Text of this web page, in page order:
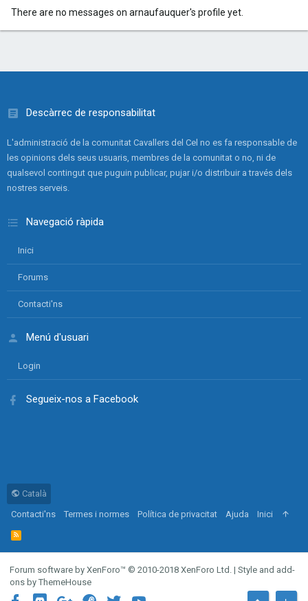
There are no messages on arnaufauquer's profile yet.
Descàrrec de responsabilitat
L'administració de la comunitat Cavallers del Cel no es fa responsable de
les opinions dels seus usuaris, membres de la comunitat o no, ni de
qualsevol contingut que puguin publicar, pujar i/o distribuir a través dels
nostres serveis.
Navegació ràpida
Inici
Forums
Contacti'ns
Menú d'usuari
Login
Segueix-nos a Facebook
Català
Contacti'ns
Termes i normes Política de privacitat Ajuda Inici
R
S
S
Forum software by XenForo™ © 2010-2018 XenForo Ltd. | Style and add-
ons by ThemeHouse